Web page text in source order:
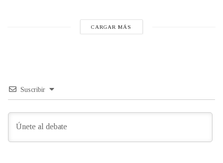
CARGAR MÁS
Suscribir